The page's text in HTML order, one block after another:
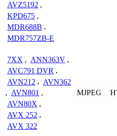
AVZ5192 ,
KPD675 ,
MDR688B ,
MDR757ZB-E
7XX , ANN363V ,
AVC791 DVR ,
AVN212 , AVN362
, AVN801 ,
AVN80X ,
AVX 252 ,
AVX 322
MJPEG